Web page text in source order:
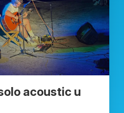
acoustic u